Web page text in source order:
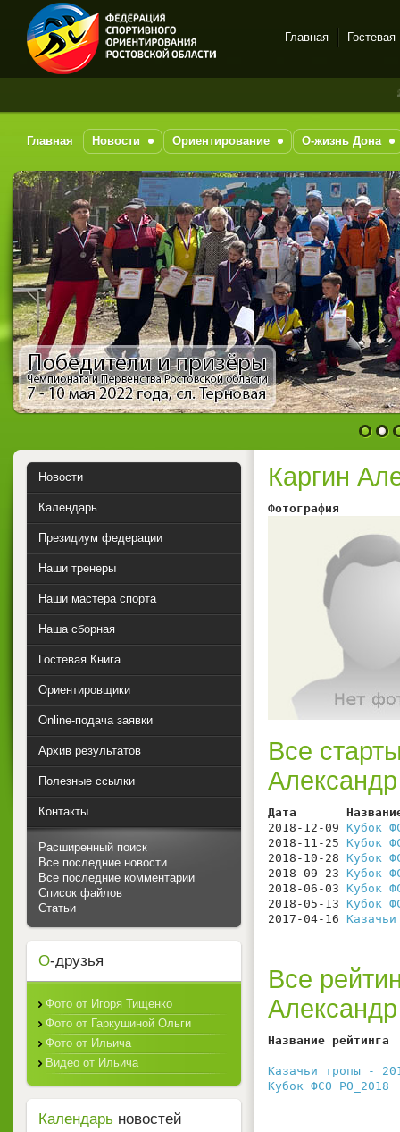
Спортивное
на-Дону
Главная Гостевая
За
Главная Новости Ориентирование О-жизнь Дона
1 2
Каргин
Фотография
Все
Александр
Дата
2018-12-09 Кубок
2018-11-25 Кубок
2018-10-28 Кубок
2018-09-23 Кубок
2018-06-03 Кубок
2018-05-13 Кубок
2017-04-16
Все
Александр
Название
Казачьи тропы -
Кубок ФСО РО_2018
Новости
Календарь
Президиум федерации
Наши тренеры
Наши мастера спорта
Наша сборная
Гостевая Книга
Ориентировщики
Online-подача заявки
Архив результатов
Полезные ссылки
Контакты
Расширенный поиск
Все последние новости
Все последние комментарии
Список файлов
Статьи
О-друзья
Фото от Игоря Тищенко
Фото от Гаркушиной Ольги
Фото от Ильича
Видео от Ильича
Календарь новостей